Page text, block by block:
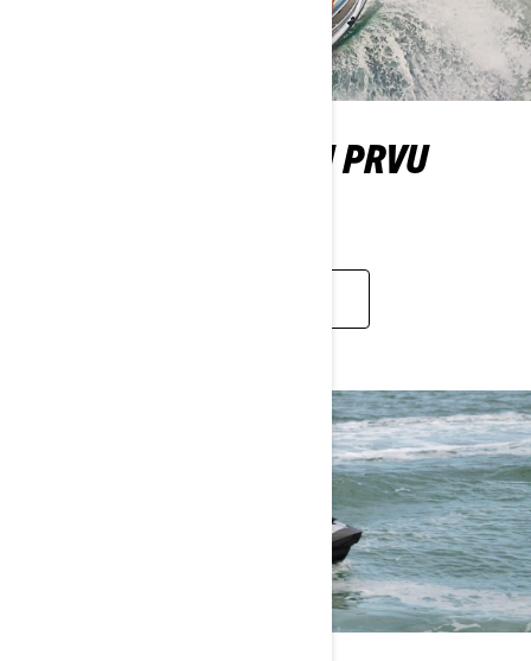
OTKRIJTE BRETTOVU PRVU